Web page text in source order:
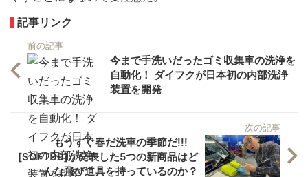
記事リンク
前の記事
今まで手洗いだったゴミ収集車の洗浄を
自動化！ ダイフクが日本初の内部洗浄
装置を開発
次の記事
もうすぐ春だ洗車の季節だ!!!
[SOFT99]が発表した5つの新商品はど
んな飛び道具を持っているのか？